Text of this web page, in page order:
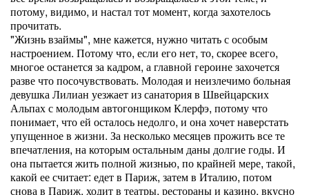
потому, видимо, и настал тот момент, когда захотелось
прочитать.
"Жизнь взаймы", мне кажется, нужно читать с особым
настроением. Потому что, если его нет, то, скорее всего,
многое останется за кадром, а главной героине захочется
разве что посочувствовать. Молодая и неизлечимо больная
девушка Лилиан уезжает из санатория в Швейцарских
Альпах с молодым автогонщиком Клерфэ, потому что
понимает, что ей осталось недолго, и она хочет наверстать
упущенное в жизни. За несколько месяцев прожить все те
впечатления, на которым остальным даны долгие годы. И
она пытается жить полной жизнью, по крайней мере, такой,
какой ее считает: едет в Париж, затем в Италию, потом
снова в Париж, ходит в театры, рестораны и казино, вкусно